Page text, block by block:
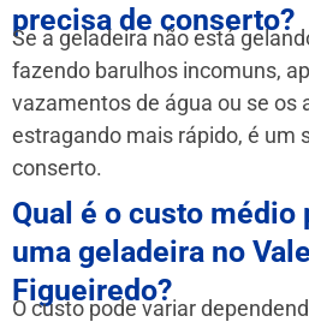
precisa de conserto?
Se a geladeira não está
fazendo barulhos incomuns,
vazamentos de água ou se os
estragando mais rápido, é um
conserto.
Qual é o custo médio
uma geladeira no
Figueiredo?
O custo pode variar